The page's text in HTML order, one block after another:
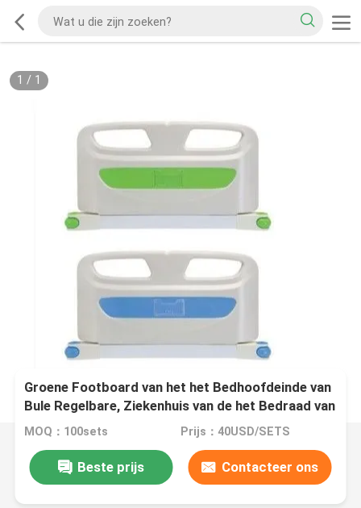
1 / 1
Groene Footboard van het het Bedhoofdeinde van
Bule Regelbare, Ziekenhuis van de het Bedraad van
pp het Materiële
MOQ：100sets Prijs：40USD/SETS
Beste prijs Contacteer ons